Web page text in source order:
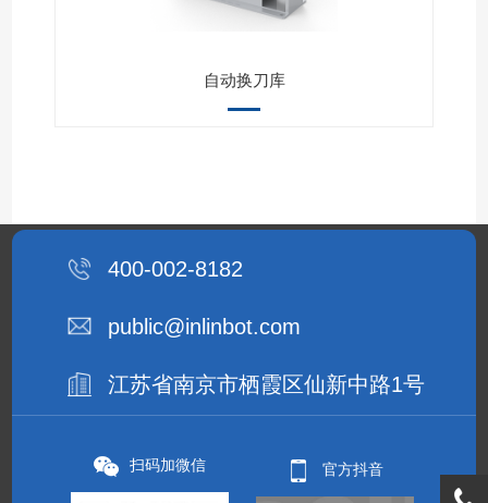
自动换刀库
400-002-8182
public@inlinbot.com
江苏省南京市栖霞区仙新中路1号
扫码加微信 官方抖音